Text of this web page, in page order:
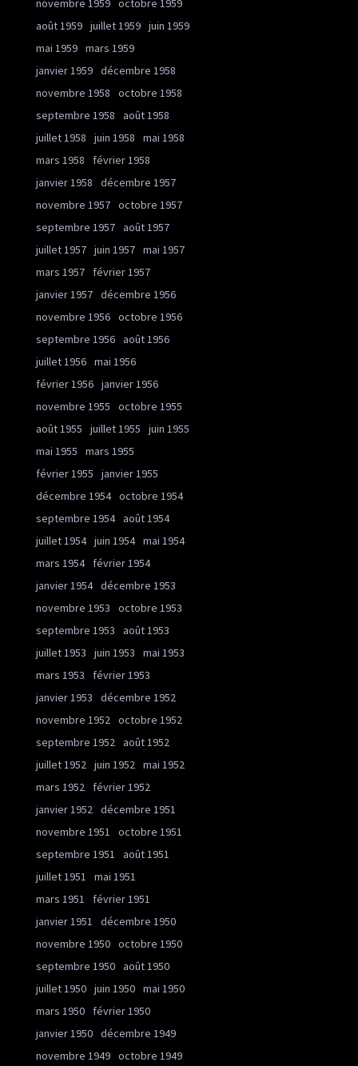
novembre 1959 octobre 1959
août 1959 juillet 1959 juin 1959
mai 1959 mars 1959
janvier 1959 décembre 1958
novembre 1958
octobre 1958
septembre 1958
août 1958
juillet 1958
juin 1958
mai 1958
mars 1958
février 1958
janvier 1958
décembre 1957
novembre 1957 octobre 1957
septembre 1957 août 1957
juillet 1957 juin 1957 mai 1957
mars 1957
février 1957
janvier 1957 décembre 1956
novembre 1956 octobre 1956
septembre 1956 août 1956
juillet 1956 mai 1956
février 1956 janvier 1956
novembre 1955
octobre 1955
août 1955
juillet 1955
juin 1955
mai 1955
mars 1955
février 1955
janvier 1955
décembre 1954 octobre 1954
septembre 1954 août 1954
juillet 1954 juin 1954 mai 1954
mars 1954
février 1954
janvier 1954 décembre 1953
novembre 1953
octobre 1953
septembre 1953
août 1953
juillet 1953
juin 1953
mai 1953
mars 1953
février 1953
janvier 1953
décembre 1952
novembre 1952 octobre 1952
septembre 1952 août 1952
juillet 1952 juin 1952 mai 1952
mars 1952
février 1952
janvier 1952 décembre 1951
novembre 1951
octobre 1951
septembre 1951
août 1951
juillet 1951
mai 1951
mars 1951
février 1951
janvier 1951
décembre 1950
novembre 1950 octobre 1950
septembre 1950 août 1950
juillet 1950 juin 1950 mai 1950
mars 1950
février 1950
janvier 1950 décembre 1949
novembre 1949 octobre 1949